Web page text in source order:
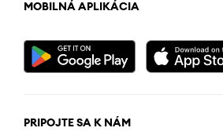
MOBILNÁ APLIKÁCIA
PRIPOJTE SA K NÁM